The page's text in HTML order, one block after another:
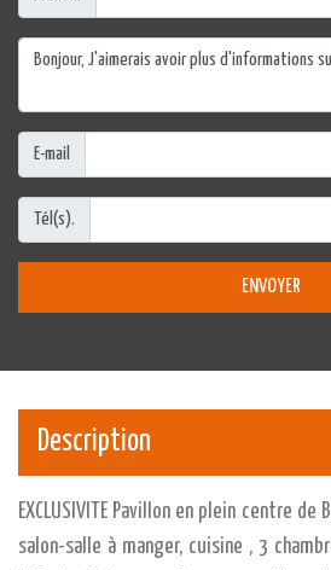
E-mail
Tél(s).
ENVOYER
Description
EXCLUSIVITE Pavillon en plein centre de
salon-salle à manger, cuisine , 3